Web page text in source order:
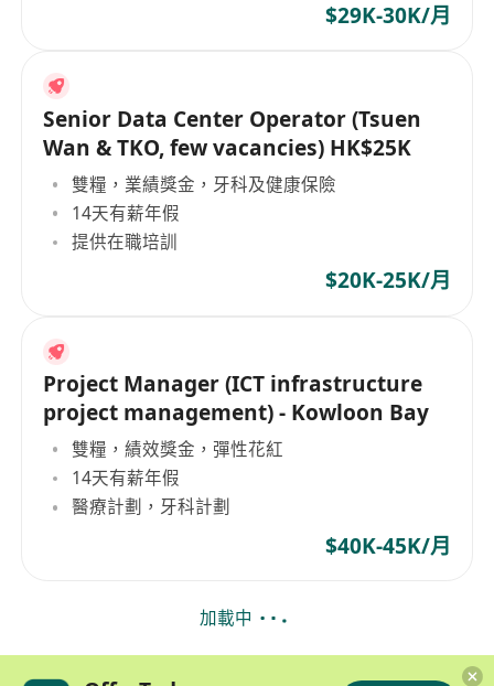
$29K-30K/月
Senior Data Center Operator (Tsuen
Wan & TKO, few vacancies) HK$25K
雙糧，業績獎金，牙科及健康保險
14天有薪年假
提供在職培訓
$20K-25K/月
Project Manager (ICT infrastructure
project management) - Kowloon Bay
雙糧，績效獎金，彈性花紅
14天有薪年假
醫療計劃，牙科計劃
$40K-45K/月
加載中